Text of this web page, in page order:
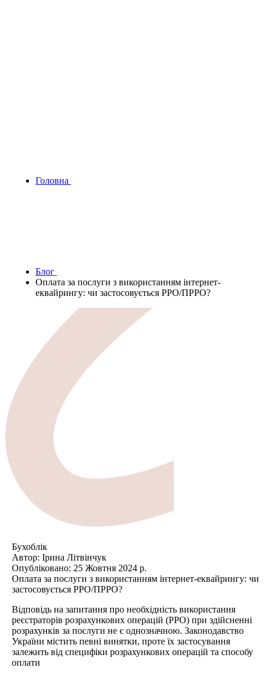
Головна
Блог
Оплата за послуги з використанням інтернет-
еквайрингу: чи застосовується РРО/ПРРО?
Бухоблік
Автор: Ірина Літвінчук
Опубліковано: 25 Жовтня 2024 р.
Оплата за послуги з використанням інтернет-еквайрингу: чи
застосовується РРО/ПРРО?
Відповідь на запитання про необхідність використання
реєстраторів розрахункових операцій (РРО) при здійсненні
розрахунків за послуги не є однозначною. Законодавство
України містить певні винятки, проте їх застосування
залежить від специфіки розрахункових операцій та способу
оплати